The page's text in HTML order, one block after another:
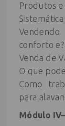
Produtos e
conforto e?
Venda de
O que
Como
para
Módulo